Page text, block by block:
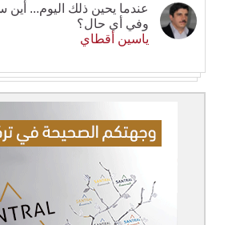
عندما يحين ذلك اليوم... أين
وفي أي حال؟
ياسين أقطاي